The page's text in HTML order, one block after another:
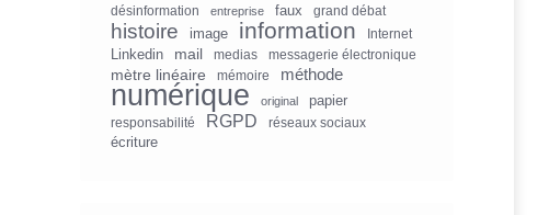
désinformation
entreprise faux grand débat
histoire image information Internet
Linkedin mail medias messagerie électronique
mètre linéaire mémoire méthode
numérique original papier
responsabilité RGPD réseaux sociaux
écriture